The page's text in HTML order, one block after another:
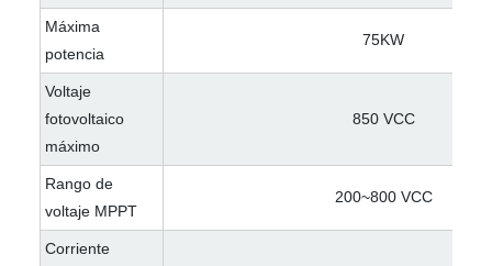
Máxima
potencia
75KW
Voltaje
fotovoltaico
máximo
850 VCC
Rango de
voltaje MPPT
200~800 VCC
Corriente